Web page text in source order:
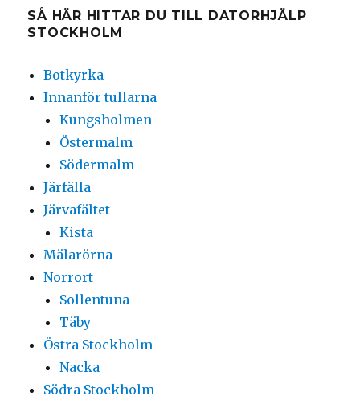
SÅ HÄR HITTAR DU TILL DATORHJÄLP
STOCKHOLM
Botkyrka
Innanför tullarna
Kungsholmen
Östermalm
Södermalm
Järfälla
Järvafältet
Kista
Mälarörna
Norrort
Sollentuna
Täby
Östra Stockholm
Nacka
Södra Stockholm